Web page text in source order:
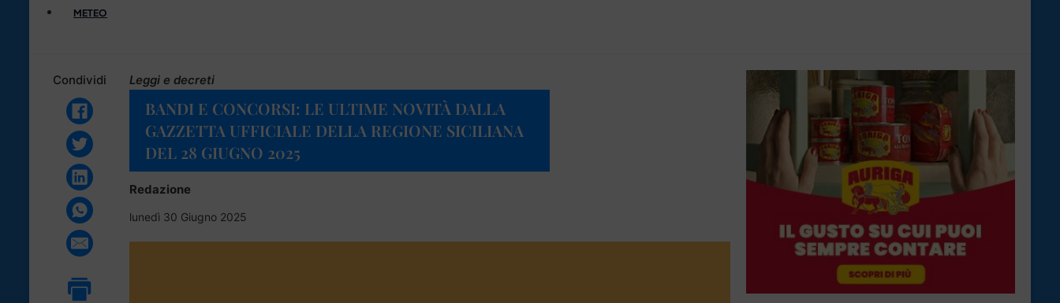
METEO
Condividi Leggi e decreti
BANDI E CONCORSI: LE ULTIME NOVITÀ DALLA
GAZZETTA UFFICIALE DELLA REGIONE SICILIANA
DEL 28 GIUGNO 2025
Redazione
lunedì 30 Giugno 2025